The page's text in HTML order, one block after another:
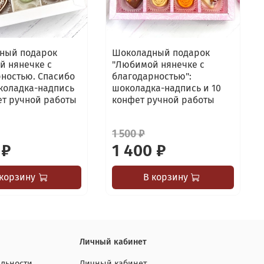
подарок
нянечке с
Спасибо
надпись
ручной работы
Шоколадный подарок
"Любимой нянечке с
благодарностью":
шоколадка-надпись и 10
конфет ручной работы
1 500 ₽
1 400 ₽
В корзину
Личный кабинет